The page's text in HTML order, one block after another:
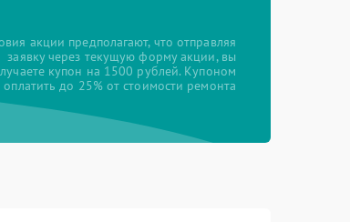
акции предполагают, что отправляя
заявку через текущую форму акции, вы
купон на 1500 рублей. Купоном
до 25% от стоимости ремонта